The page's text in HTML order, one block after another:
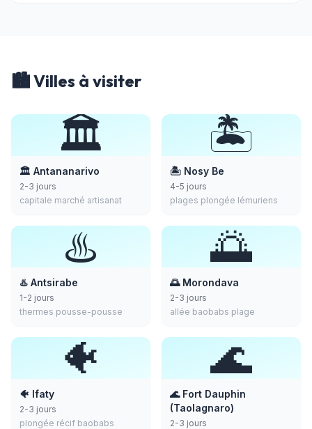
🏙️ Villes à visiter
🏛️
🏛️ Antananarivo
2-3 jours
capitale marché artisanat
🏝️
🏝️ Nosy Be
4-5 jours
plages plongée lémuriens
♨️
♨️ Antsirabe
1-2 jours
thermes pousse-pousse
🌅
🌅 Morondava
2-3 jours
allée baobabs plage
🐠
🐠 Ifaty
2-3 jours
plongée récif baobabs
🌊
🌊 Fort Dauphin
(Taolagnaro)
2-3 jours